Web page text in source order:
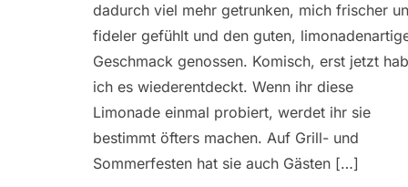
dadurch viel mehr getrunken, mich frischer
fideler gefühlt und den guten,
Geschmack genossen. Komisch, erst jetzt hab
ich es wiederentdeckt. Wenn ihr diese
Limonade einmal probiert, werdet ihr sie
bestimmt öfters machen. Auf Grill- und
Sommerfesten hat sie auch Gästen […]